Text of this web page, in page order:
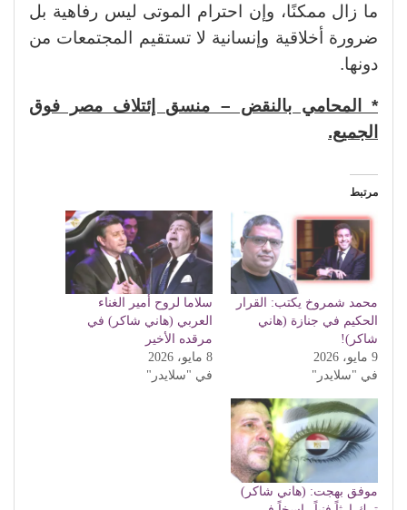
ما زال ممكنًا، وإن احترام الموتى ليس رفاهية بل
ضرورة أخلاقية وإنسانية لا تستقيم المجتمعات من
دونها.
* المحامي بالنقض – منسق إئتلاف مصر فوق
الجميع.
مرتبط
محمد شمروخ يكتب: القرار
الحكيم في جنازة (هاني
شاكر)!
9 مايو، 2026
في "سلايدر"
سلاما لروح أمير الغناء
العربي (هاني شاكر) في
مرقده الأخير
8 مايو، 2026
في "سلايدر"
موفق بهجت: (هاني شاكر)